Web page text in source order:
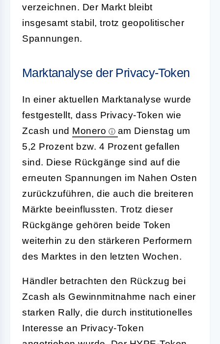
verzeichnen. Der Markt bleibt
insgesamt stabil, trotz geopolitischer
Spannungen.
Marktanalyse der Privacy-Token
In einer aktuellen Marktanalyse wurde
festgestellt, dass Privacy-Token wie
Zcash und Monero
am Dienstag um
5,2 Prozent bzw. 4 Prozent gefallen
sind. Diese Rückgänge sind auf die
erneuten Spannungen im Nahen Osten
zurückzuführen, die auch die breiteren
Märkte beeinflussten. Trotz dieser
Rückgänge gehören beide Token
weiterhin zu den stärkeren Performern
des Marktes in den letzten Wochen.
Händler betrachten den Rückzug bei
Zcash als Gewinnmitnahme nach einer
starken Rally, die durch institutionelles
Interesse an Privacy-Token